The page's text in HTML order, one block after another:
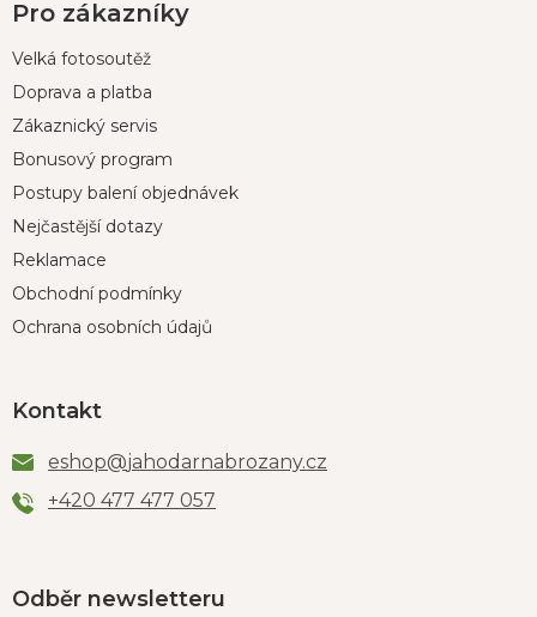
Pro zákazníky
Velká fotosoutěž
Doprava a platba
Zákaznický servis
Bonusový program
Postupy balení objednávek
Nejčastější dotazy
Reklamace
Obchodní podmínky
Ochrana osobních údajů
Kontakt
eshop@jahodarnabrozany.cz
+420 477 477 057
Odběr newsletteru